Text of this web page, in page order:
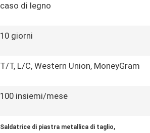
caso di legno
10 giorni
T/T, L/C, Western Union, MoneyGram
100 insiemi/mese
Saldatrice di piastra metallica di taglio,